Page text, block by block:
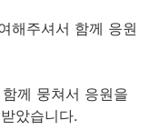
해주셔서 함께 응원
께 뭉쳐서 응원을
았습니다.